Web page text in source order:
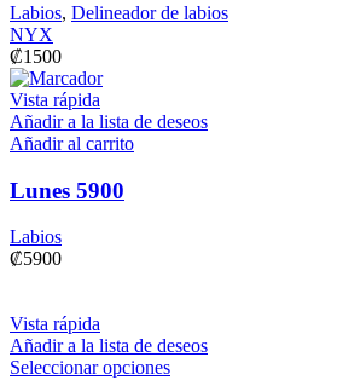
Labios, Delineador de labios
NYX
₡1500
Vista rápida
Añadir a la lista de deseos
Añadir al carrito
Lunes 5900
Labios
₡5900
Vista rápida
Añadir a la lista de deseos
Seleccionar opciones